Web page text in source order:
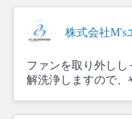
株式会社M's
ファンを取り外し
解洗浄しますので、